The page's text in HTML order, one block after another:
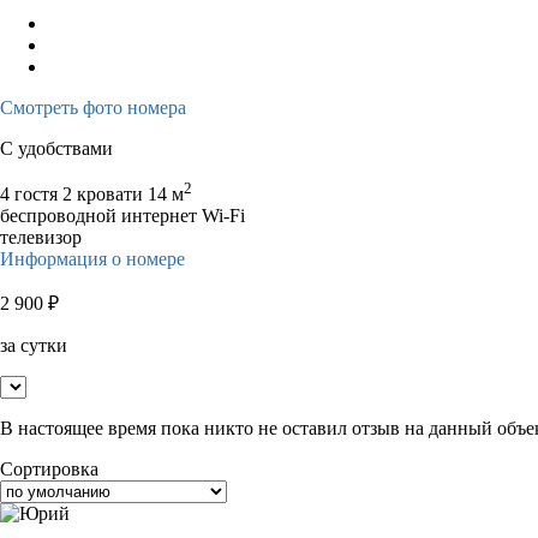
Смотреть фото номера
С удобствами
4 гостя 2 кровати 14 м2
беспроводной интернет Wi-Fi
телевизор
Информация о номере
2 900 ₽
за сутки
В настоящее время пока никто не оставил отзыв на данный
Сортировка